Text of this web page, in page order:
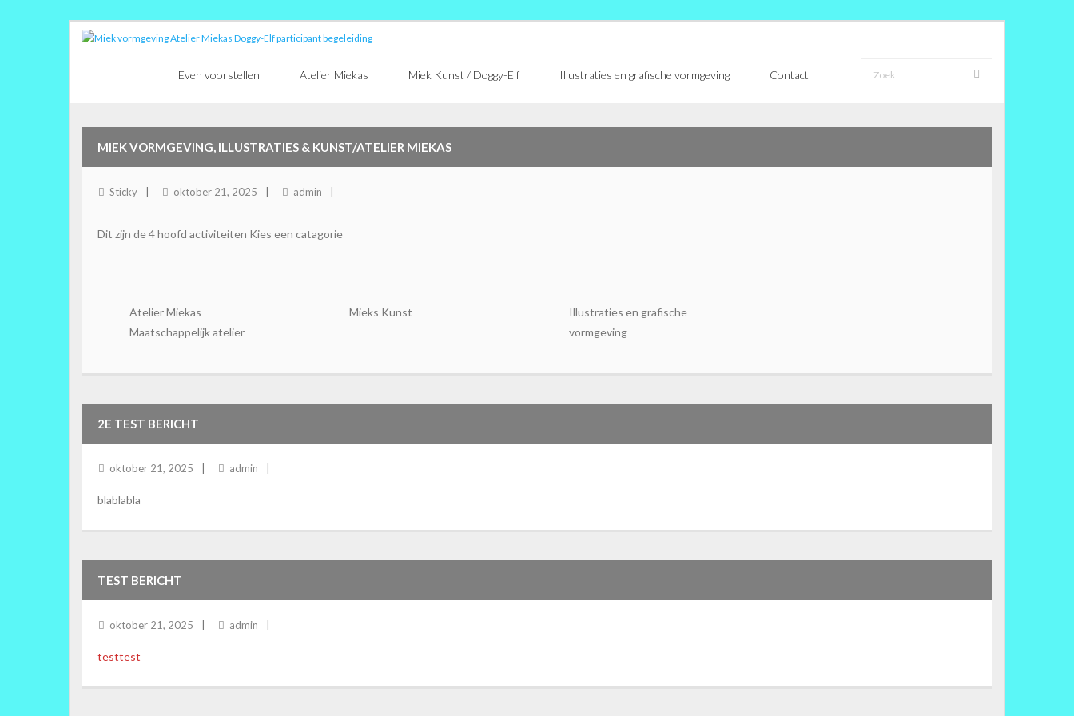
Ga
Even voorstellen Atelier Miekas Miek Kunst / Doggy-Elf Illustraties en grafische vormgeving Contact
MIEK VORMGEVING, ILLUSTRATIES & KUNST/ATELIER MIEKAS
Sticky oktober 21, 2025 admin
Dit zijn de 4 hoofd activiteiten Kies een catagorie
Atelier Miekas
Maatschappelijk atelier
Mieks Kunst
Illustraties en grafische
vormgeving
2E TEST BERICHT
oktober 21, 2025 admin
blablabla
TEST BERICHT
oktober 21, 2025 admin
testtest